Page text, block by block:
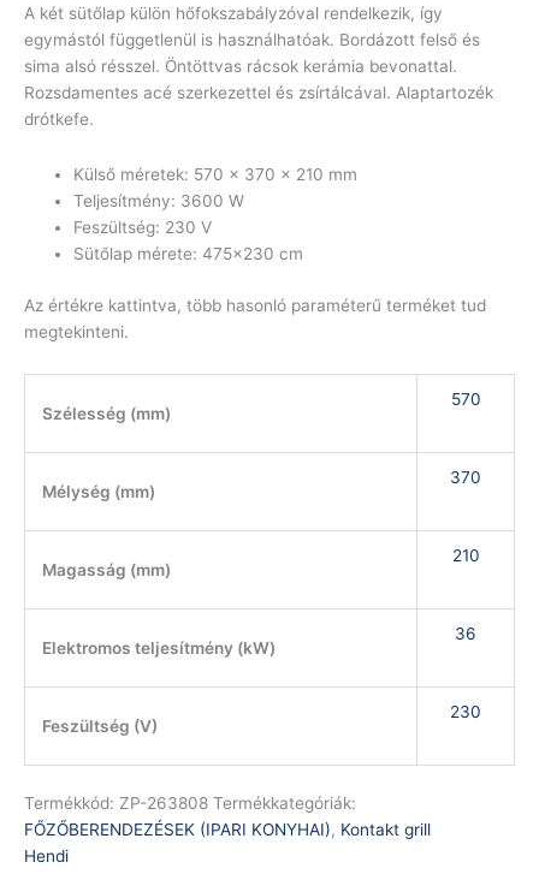
A két sütőlap külön hőfokszabályzóval rendelkezik, így
egymástól függetlenül is használhatóak. Bordázott felső és
sima alsó résszel. Öntöttvas rácsok kerámia bevonattal.
Rozsdamentes acé szerkezettel és zsírtálcával. Alaptartozék
drótkefe.
Külső méretek: 570 x 370 x 210 mm
Teljesítmény: 3600 W
Feszültség: 230 V
Sütőlap mérete: 475×230 cm
Az értékre kattintva, több hasonló paraméterű terméket tud
megtekinteni.
Szélesség (mm)
570
Mélység (mm)
370
Magasság (mm)
210
Elektromos teljesítmény (kW)
36
Feszültség (V)
230
Termékkód: ZP-263808 Termékkategóriák:
FŐZŐBERENDEZÉSEK (IPARI KONYHAI), Kontakt grill
Hendi